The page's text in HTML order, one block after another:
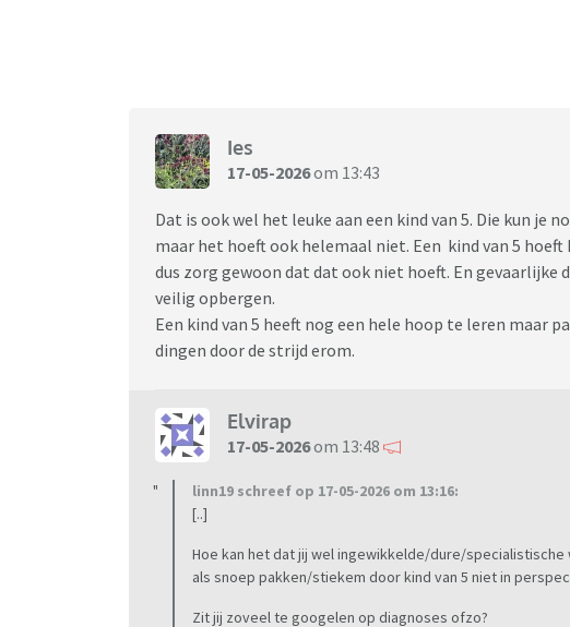
Ies
17-05-2026om 13:43
Dat is ook wel het leuke aan een kind van 5. Die kun je
maar het hoeft ook helemaal niet. Een kind van 5
dus zorg gewoon dat dat ook niet hoeft. En
veilig opbergen.
Een kind van 5 heeft nog een hele hoop te leren maar
dingen door de strijd erom.
Elvirap
17-05-2026om 13:48
linn19 schreef op 17-05-2026 om 13:16:
[..]
Hoe kan het dat jij wel ingewikkelde/dure/
als snoep pakken/stiekem door kind van 5 niet in
Zit jij zoveel te googelen op diagnoses ofzo?